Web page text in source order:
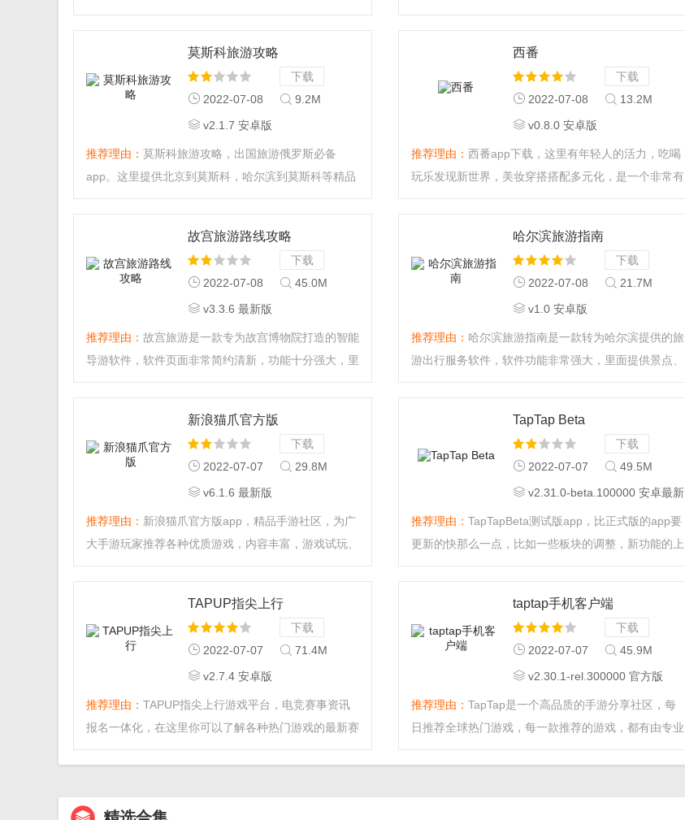
下载
莫斯科旅游攻略
2022-07-08
9.2M
v2.1.7 安卓版
推荐理由： 莫斯科旅游攻略，出国旅游俄罗斯必备
app。这里提供北京到莫斯科，哈尔滨到莫斯科等精品
下载
西番
2022-07-08
13.2M
v0.8.0 安卓版
推荐理由： 西番app下载，这里有年轻人的活力，吃喝
玩乐发现新世界，美妆穿搭搭配多元化，是一个非常有
下载
故宫旅游路线攻略
2022-07-08
45.0M
v3.3.6 最新版
推荐理由： 故宫旅游是一款专为故宫博物院打造的智能
导游软件，软件页面非常简约清新，功能十分强大，里
兴趣的朋友快来下载吧！...
下载
哈尔滨旅游指南
2022-07-08
21.7M
v1.0 安卓版
推荐理由： 哈尔滨旅游指南是一款转为哈尔滨提供的旅
游出行服务软件，软件功能非常强大，里面提供景点、
松。软件操作简单，感兴趣的朋友快来下载吧！...
下载
新浪猫爪官方版
2022-07-07
29.8M
v6.1.6 最新版
推荐理由： 新浪猫爪官方版app，精品手游社区，为广
大手游玩家推荐各种优质游戏，内容丰富，游戏试玩、
下载
TapTap Beta
2022-07-07
49.5M
v2.31.0-beta.100000 安卓最新
推荐理由： TapTapBeta测试版app，比正式版的app要
更新的快那么一点，比如一些板块的调整，新功能的上
下载
TAPUP指尖上行
2022-07-07
71.4M
v2.7.4 安卓版
推荐理由： TAPUP指尖上行游戏平台，电竞赛事资讯
报名一体化，在这里你可以了解各种热门游戏的最新赛
下载
taptap手机客户端
2022-07-07
45.9M
v2.30.1-rel.300000 官方版
推荐理由： TapTap是一个高品质的手游分享社区，每
日推荐全球热门游戏，每一款推荐的游戏，都有由专业
好游戏，赶紧下载体验吧。...